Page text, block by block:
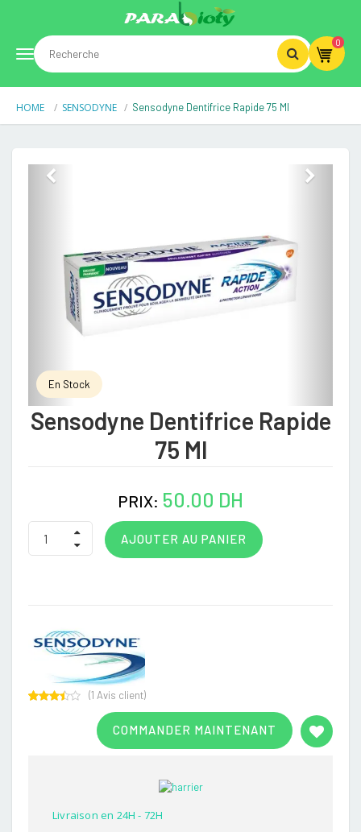
Toggle
navigation
0
HOME SENSODYNE Sensodyne Dentifrice Rapide 75 Ml
En Stock
Sensodyne Dentifrice Rapide
75 Ml
PRIX: 50.00 DH
AJOUTER AU PANIER
COMMANDER MAINTENANT
(1 Avis client)
Livraison en 24H - 72H